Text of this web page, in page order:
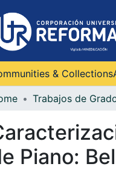
& Collections
Trabajos de
Piano: